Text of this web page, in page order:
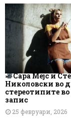
Сара Мејс и
Николовски во
стереотипите
запис
25 февруари, 2026